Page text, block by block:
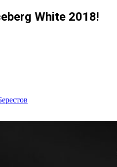
White 2018!